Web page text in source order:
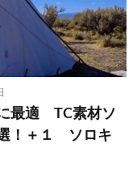
最適 TC素材ソ
！＋１ ソロキ